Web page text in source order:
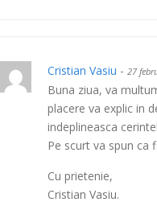
Cristian Vasiu - 27
Buna ziua, va
placere va explic in
indeplineasca
Pe scurt va spun ca
Cu prietenie,
Cristian Vasiu.